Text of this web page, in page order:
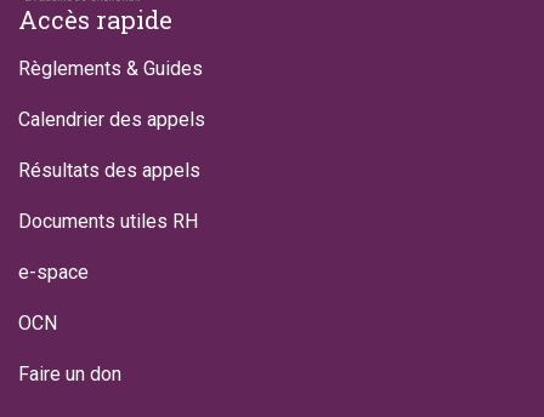
Footer
Accès rapide
Règlements & Guides
Calendrier des appels
Résultats des appels
Documents utiles RH
e-space
OCN
Faire un don